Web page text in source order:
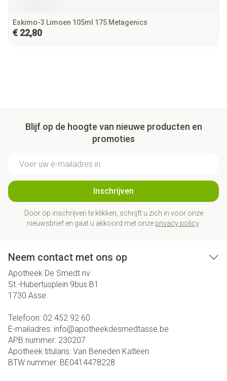
Eskimo-3 Limoen 105ml 175 Metagenics
€ 22,80
Blijf op de hoogte van nieuwe producten en
promoties
Inschrijven
Door op inschrijven te klikken, schrijft u zich in voor onze
nieuwsbrief en gaat u akkoord met onze privacy policy.
Neem contact met ons op
Apotheek De Smedt nv
St.-Hubertusplein 9bus B1
1730 Asse
Telefoon: 02 452 92 60
E-mailadres: info@apotheekdesmedtasse.be
APB nummer: 230207
Apotheek titularis: Van Beneden Katleen
BTW nummer: BE0414478228